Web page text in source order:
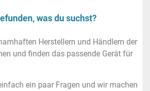
was du suchst?
Herstellern und Händlern der
und finden das passende Gerät für
ein paar Fragen und wir machen